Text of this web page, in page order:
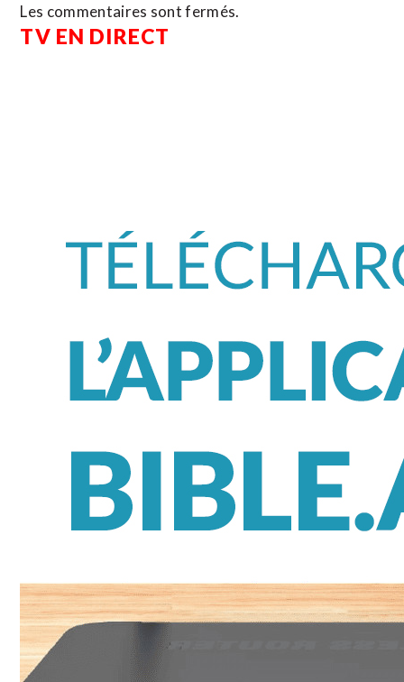
Les commentaires sont fermés.
TV EN DIRECT